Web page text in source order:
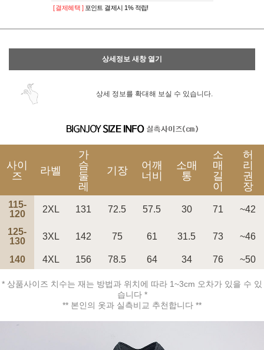
[ 결제혜택 ] 포인트 결제시 1% 적립!
상세정보 새창 열기
상세 정보를 확대해 보실 수 있습니다.
사이
즈
라벨
가
슴
둘
레
기장
어깨
너비
소매
통
소
매
길
이
허
리
권
장
115-
120
2XL 131 72.5 57.5 30 71 ~42
125-
130
3XL 142 75 61 31.5 73 ~46
140 4XL 156 78.5 64 34 76 ~50
* 상품사이즈 치수는 재는 방법과 위치에 따라 1~3cm 오차가 있을 수 있
습니다 *
** 본인의 옷과 실측비교 추천합니다 **